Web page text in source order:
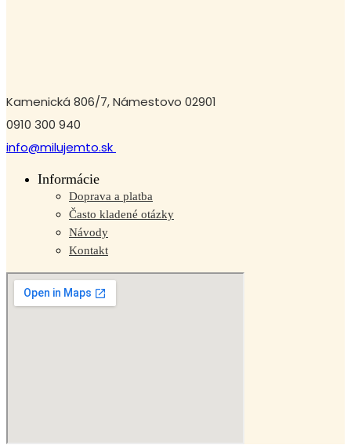
Kamenická 806/7, Námestovo 02901
0910 300 940
info@milujemto.sk
Informácie
Doprava a platba
Často kladené otázky
Návody
Kontakt